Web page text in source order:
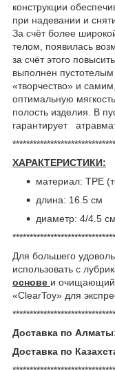
конструкции
при надевании и
За счёт более
телом, появилась
за счёт этого
выполнен
«творчество» и
оптимальную
полость изделия. В
гарантирует
ХАРАКТЕРИСТИКИ:
материал: ТРЕ
длина: 16.5 см
диаметр: 4/4.5 см
Для большего
использовать с
основе и очищающий
«ClearToy» для
Доставка по
Доставка по